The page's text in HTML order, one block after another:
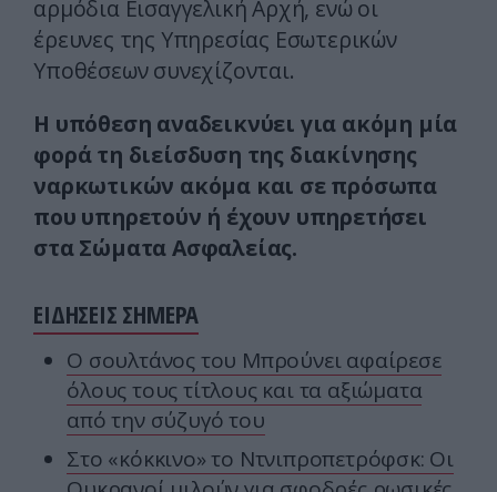
αρμόδια Εισαγγελική Αρχή, ενώ οι
έρευνες της Υπηρεσίας Εσωτερικών
Υποθέσεων συνεχίζονται.
Η υπόθεση αναδεικνύει για ακόμη μία
φορά τη διείσδυση της διακίνησης
ναρκωτικών ακόμα και σε πρόσωπα
που υπηρετούν ή έχουν υπηρετήσει
στα Σώματα Ασφαλείας.
ΕΙΔΗΣΕΙΣ ΣΗΜΕΡΑ
Ο σουλτάνος του Μπρούνει αφαίρεσε
όλους τους τίτλους και τα αξιώματα
από την σύζυγό του
Στο «κόκκινο» το Ντνιπροπετρόφσκ: Οι